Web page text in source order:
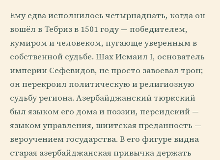
Ему едва исполнилось четырнадцать, когда он
вошёл в Тебриз в 1501 году — победителем,
кумиром и человеком, пугающе уверенным в
собственной судьбе. Шах Исмаил I, основатель
империи Сефевидов, не просто завоевал трон;
он перекроил политическую и религиозную
судьбу региона. Азербайджанский тюркский
был языком его дома и поэзии, персидский —
языком управления, шиитская преданность —
вероучением государства. В его фигуре видна
старая азербайджанская привычка держать